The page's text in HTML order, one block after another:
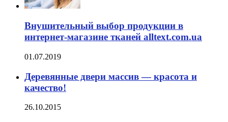
Внушительный выбор продукции в
интернет-магазине тканей alltext.com.ua
01.07.2019
Деревянные двери массив — красота и
качество!
26.10.2015